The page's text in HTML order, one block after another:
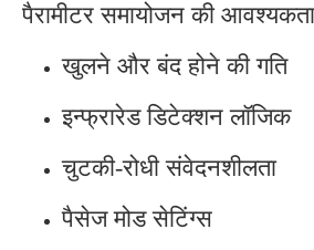
पैरामीटर समायोजन की
खुलने और बंद होने की गति
इन्फ्रारेड डिटेक्शन लॉजिक
चुटकी-रोधी संवेदनशीलता
पैसेज मोड सेटिंग्स